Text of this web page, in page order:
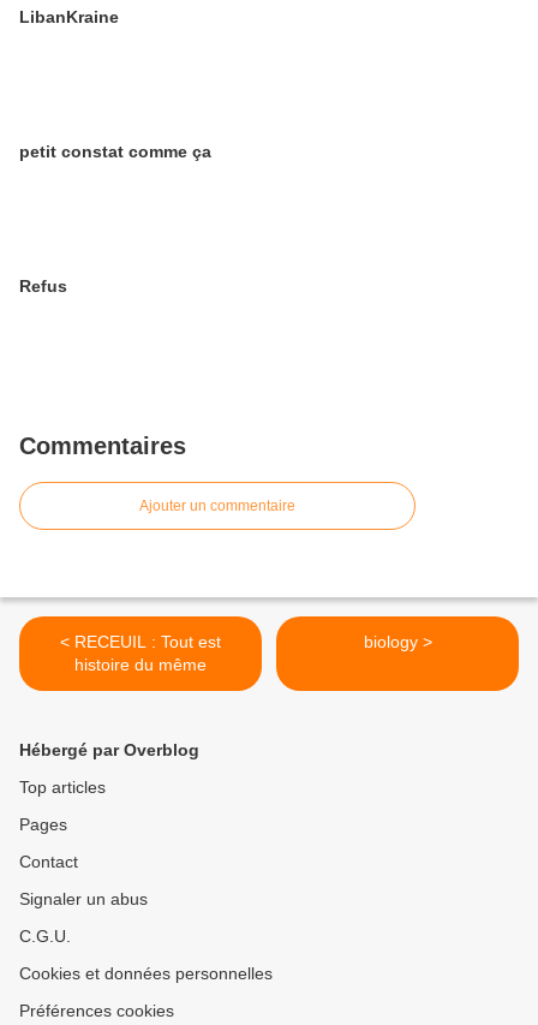
LibanKraine
petit constat comme ça
Refus
Commentaires
Ajouter un commentaire
< RECEUIL : Tout est
histoire du même
biology >
Hébergé par Overblog
Top articles
Pages
Contact
Signaler un abus
C.G.U.
Cookies et données personnelles
Préférences cookies